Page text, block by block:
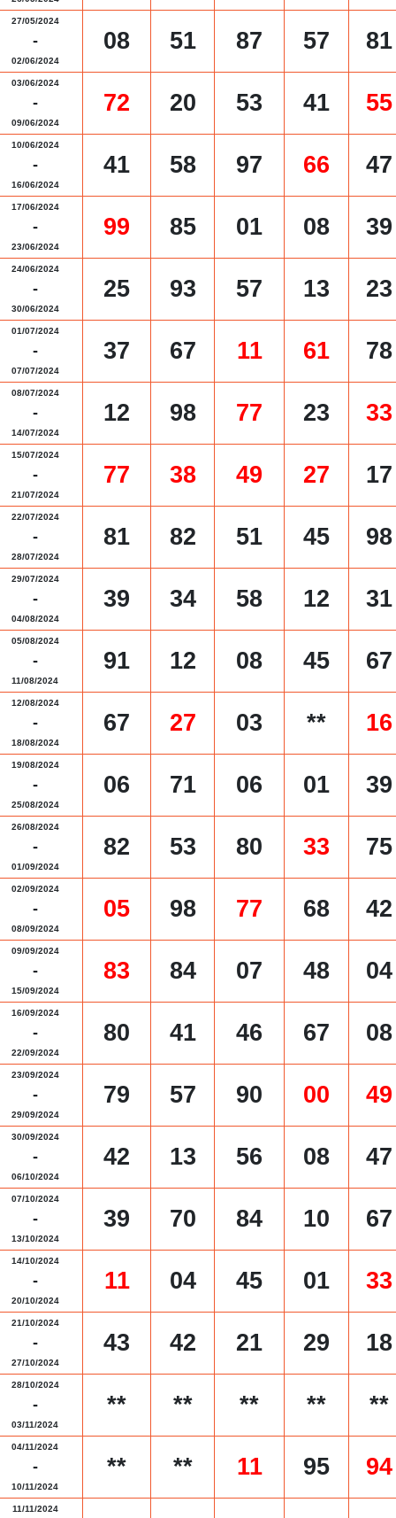
27/05/2024
-
02/06/2024
08 51 87 57 81
03/06/2024
-
09/06/2024
72 20 53 41 55
10/06/2024
-
16/06/2024
41 58 97 66 47
17/06/2024
-
23/06/2024
99 85 01 08 39
24/06/2024
-
30/06/2024
25 93 57 13 23
01/07/2024
-
07/07/2024
37 67 11 61 78
08/07/2024
-
14/07/2024
12 98 77 23 33
15/07/2024
-
21/07/2024
77 38 49 27 17
22/07/2024
-
28/07/2024
81 82 51 45 98
29/07/2024
-
04/08/2024
39 34 58 12 31
05/08/2024
-
11/08/2024
91 12 08 45 67
12/08/2024
-
18/08/2024
67 27 03 ** 16
19/08/2024
-
25/08/2024
06 71 06 01 39
26/08/2024
-
01/09/2024
82 53 80 33 75
02/09/2024
-
08/09/2024
05 98 77 68 42
09/09/2024
-
15/09/2024
83 84 07 48 04
16/09/2024
-
22/09/2024
80 41 46 67 08
23/09/2024
-
29/09/2024
79 57 90 00 49
30/09/2024
-
06/10/2024
42 13 56 08 47
07/10/2024
-
13/10/2024
39 70 84 10 67
14/10/2024
-
20/10/2024
11 04 45 01 33
21/10/2024
-
27/10/2024
43 42 21 29 18
28/10/2024
-
03/11/2024
** ** ** ** **
04/11/2024
-
10/11/2024
** ** 11 95 94
11/11/2024